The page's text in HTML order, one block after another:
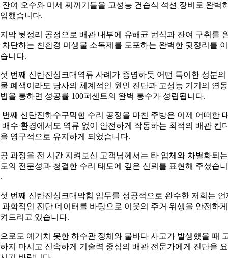
잔여 오수와 미세 찌꺼기들을 고성능 건습식 석션 장비로 완벽
했습니다.
막 뒷정리 공정으로 배관 내부에 유해균 번식과 잔여 구취를
차단하는 친환경 미생물 소독제를 도포하는 완벽한 뒷정리를
니다.
번째 신탄진싱크대역류 사례가 증명하듯 어떤 특이한 성분의
폐색이라도 당사의 체계적인 원인 진단과 고성능 기기의 연동
을 통하면 성공률 100퍼센트의 완벽 통수가 성립됩니다.
번째 신탄진하수구막힘 수리 공정을 마친 주방은 이제 어떠한
배수 환경에서도 역류 없이 안전하게 작동하는 최적의 배관 컨
영구적으로 유지하게 되었습니다.
과정을 전 시간 지켜보신 고객님께서는 타 업체와 차별화되는
의 전문성과 청결한 수리 태도에 깊은 신뢰를 표현해 주셨습니
번째 신탄진싱크대막힘 임무를 성공적으로 완수한 저희는 언
과학적인 진단 데이터를 바탕으로 이웃의 주거 위생을 안전하게
드리고 있습니다.
로도 예기치 못한 하수관 정체와 물바다 사고가 발생했을 때
지 마시고 신속하게 기술력 중심의 배관 전문가에게 진단을